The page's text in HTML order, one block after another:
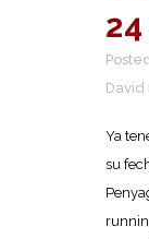
David
Ya
su